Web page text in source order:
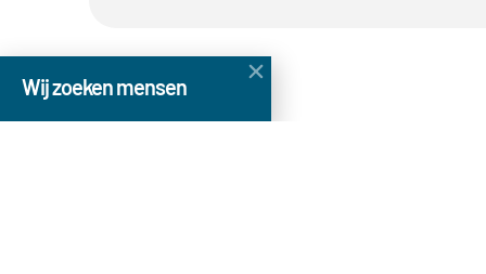
Wij zoeken mensen